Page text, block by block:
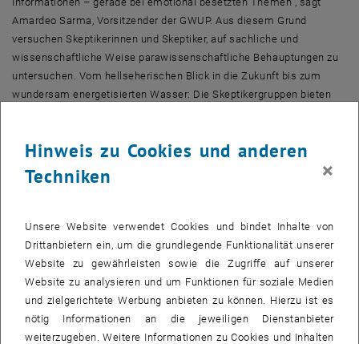
Amardeo Sarma, Vorsitzender der GWUP. Aus diesem Grund
versuchen Skeptikerinnen und Skeptiker, auf sachliche und
wissenschaftliche Weise parawissenschaftliche Behauptungen zu
untersuchen. Vom hellseherischen Blick in die Zukunft bis zum
wundersam energetisierten Wasser: Die Skeptikergruppen bieten
Wer behauptet, übernatürliche Fähigkeiten zu haben und es schafft,
dies in einem sauberen Experiment zu beweisen, der könnte sogar
ein Preisgeld kassieren.
Alles nur fauler Zauber
Bisher war das Ergebnis freilich immer dasselbe: Auf der Welt geht
es mit rechten Dingen zu, bei genauerem Hinsehen ist es mit
angeblichen Wundern meist sehr schnell wieder vorbei. Trotzdem
ist es keine Zeitverschwendung, sich mit solchen Themen
auseinanderzusetzen: „Noch immer ist esoterischer Wunderglaube
tief in der Bevölkerung verankert – zum Beispiel im Bereich
Hinweis zu Cookies und anderen
Techniken
×
Unsere Website verwendet Cookies und bindet Inhalte von
Drittanbietern ein, um die grundlegende Funktionalität unserer
Website zu gewährleisten sowie die Zugriffe auf unserer
Website zu analysieren und um Funktionen für soziale Medien
und zielgerichtete Werbung anbieten zu können. Hierzu ist es
nötig Informationen an die jeweiligen Dienstanbieter
weiterzugeben. Weitere Informationen zu Cookies und Inhalten